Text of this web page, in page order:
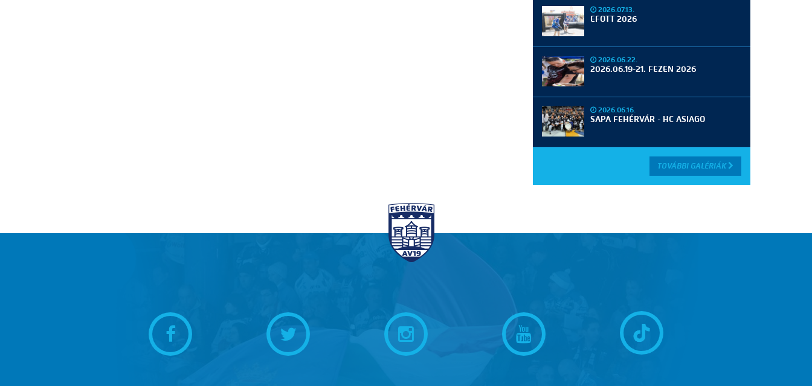
2026.07.13.
EFOTT 2026
2026.06.22.
2026.06.19-21. FEZEN 2026
2026.06.16.
SAPA FEHÉRVÁR - HC ASIAGO
TOVÁBBI GALÉRIÁK